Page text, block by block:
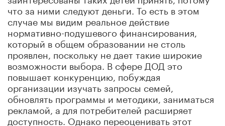
что за ними следуют деньги. То есть в этом
случае мы видим реальное действие
нормативно-подушевого финансирования,
который в общем образовании не столь
проявлен, поскольку не дает такие широкие
возможности выбора. В сфере ДОД это
повышает конкуренцию, побуждая
организации изучать запросы семей,
обновлять программы и методики, заниматься
рекламой, а для потребителей расширяет
доступность. Однако переоценивать этот